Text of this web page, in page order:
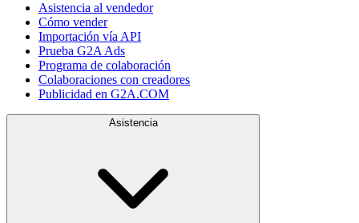
Asistencia al vendedor
Cómo vender
Importación vía API
Prueba G2A Ads
Programa de colaboración
Colaboraciones con creadores
Publicidad en G2A.COM
Asistencia